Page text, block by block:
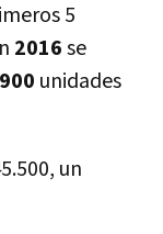
5
2016se
unidades
un